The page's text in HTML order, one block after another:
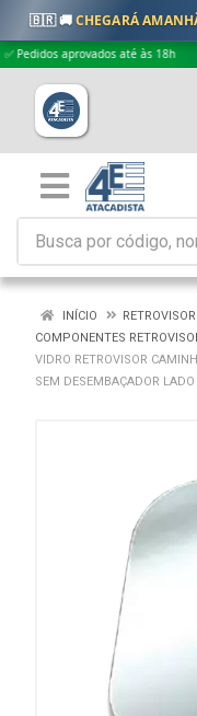
🇧🇷 🚚CHEGARÁ
aprovados até às 18h
INÍCIO
COMPONENTES
VIDRO RETROVISOR
SEM DESEMBAÇADOR LADO